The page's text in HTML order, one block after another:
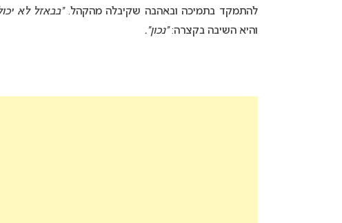
להתמקד בתמיכה ובאהבה שקיבלה מהקהל.“בבאזל לא
והיא השיבה בקצרה:“נכון”.